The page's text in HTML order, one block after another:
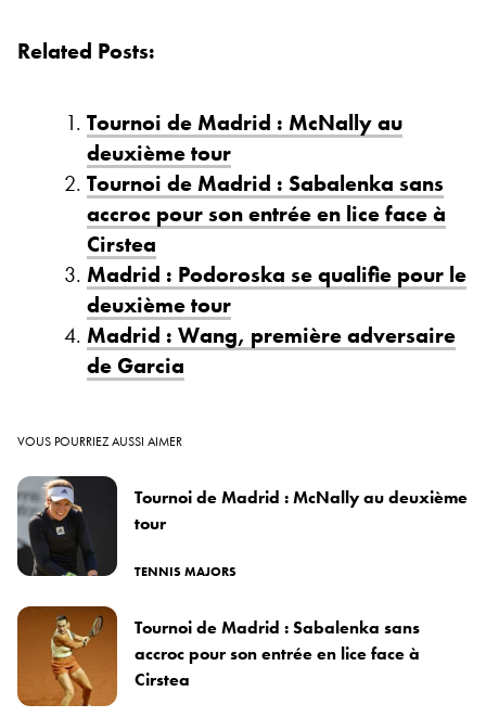
Related Posts:
Tournoi de Madrid : McNally au
deuxième tour
Tournoi de Madrid : Sabalenka sans
accroc pour son entrée en lice face à
Cirstea
Madrid : Podoroska se qualifie pour le
deuxième tour
Madrid : Wang, première adversaire
de Garcia
VOUS POURRIEZ AUSSI AIMER
Tournoi de Madrid : McNally au deuxième
tour
TENNIS MAJORS
Tournoi de Madrid : Sabalenka sans
accroc pour son entrée en lice face à
Cirstea